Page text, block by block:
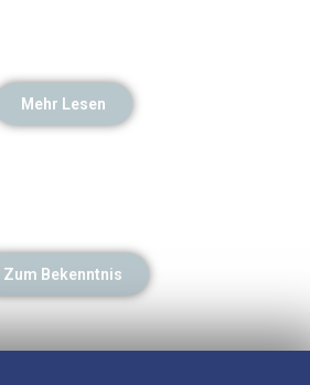
Mehr Lesen
Zum Bekenntnis